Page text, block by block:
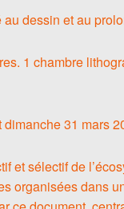
dessin et au
1 chambre
31 mars
et sélectif de
organisées dans